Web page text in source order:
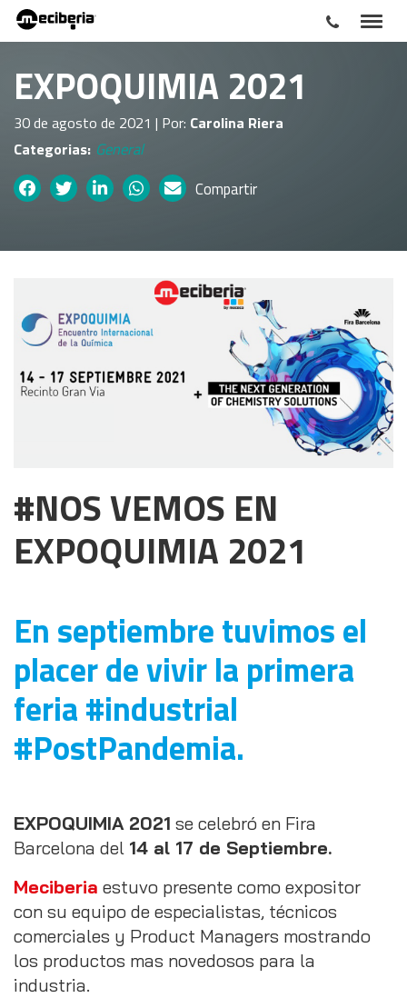
EXPOQUIMIA 2021
30 de agosto de 2021 | Por: Carolina Riera
Categorias: General
Compartir
#NOS VEMOS EN
EXPOQUIMIA 2021
En septiembre tuvimos el
placer de vivir la primera
feria #industrial
#PostPandemia.
EXPOQUIMIA 2021 se celebró en Fira
Barcelona del 14 al 17 de Septiembre.
Meciberia estuvo presente como expositor
con su equipo de especialistas, técnicos
comerciales y Product Managers mostrando
los productos mas novedosos para la
industria.